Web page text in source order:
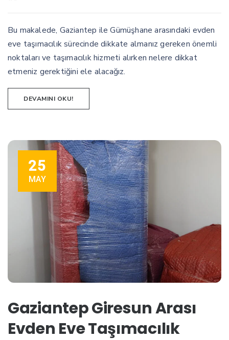
Bu makalede, Gaziantep ile Gümüşhane arasındaki evden
eve taşımacılık sürecinde dikkate almanız gereken önemli
noktaları ve taşımacılık hizmeti alırken nelere dikkat
etmeniz gerektiğini ele alacağız.
DEVAMINI OKU!
25
MAY
Gaziantep Giresun Arası
Evden Eve Taşımacılık